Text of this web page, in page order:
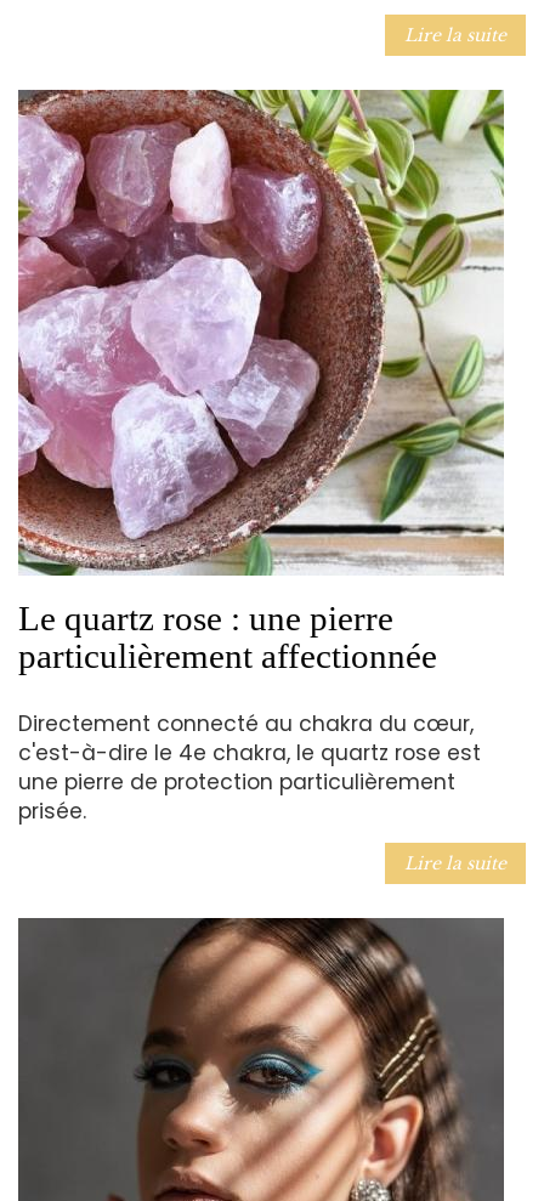
Lire la suite
Le quartz rose : une pierre
particulièrement affectionnée
Directement connecté au chakra du cœur,
c'est-à-dire le 4e chakra, le quartz rose est
une pierre de protection particulièrement
prisée.
Lire la suite